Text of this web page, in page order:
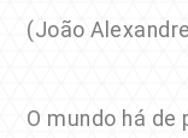
(João
O mundo há